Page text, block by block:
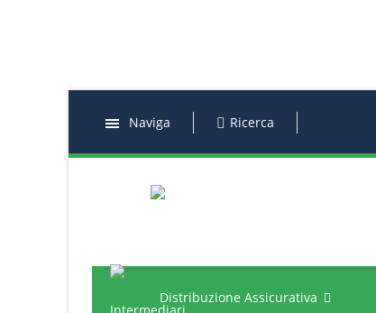
Naviga Ricerca
Distribuzione Assicurativa